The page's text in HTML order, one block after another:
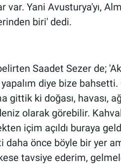
Yani Avusturya'yı,
biri' dedi.
Saadet Sezer de;
diye bize
ki doğası, havası,
olarak görebilir.
içim açıldı buraya
önce böyle bir yer
tavsiye ederim,